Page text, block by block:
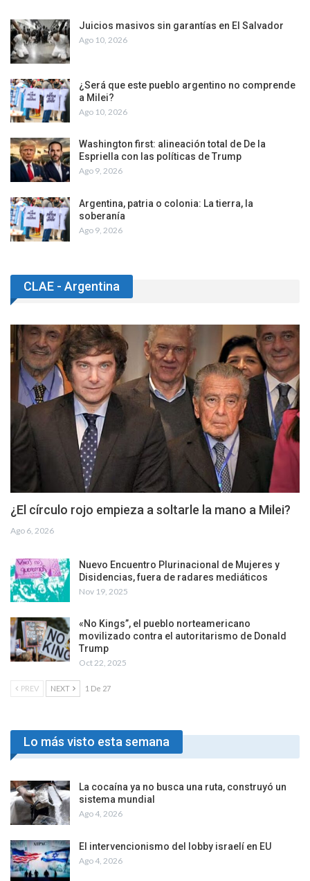
Juicios masivos sin garantías en El Salvador
Ago 10, 2026
¿Será que este pueblo argentino no comprende
a Milei?
Ago 10, 2026
Washington first: alineación total de De la
Espriella con las políticas de Trump
Ago 9, 2026
Argentina, patria o colonia: La tierra, la
soberanía
Ago 9, 2026
CLAE - Argentina
¿El círculo rojo empieza a soltarle la mano a Milei?
Ago 6, 2026
Nuevo Encuentro Plurinacional de Mujeres y
Disidencias, fuera de radares mediáticos
Nov 19, 2025
«No Kings”, el pueblo norteamericano
movilizado contra el autoritarismo de Donald
Trump
Oct 22, 2025
PREV NEXT 1 De 27
Lo más visto esta semana
La cocaína ya no busca una ruta, construyó un
sistema mundial
Ago 4, 2026
El intervencionismo del lobby israelí en EU
Ago 4, 2026